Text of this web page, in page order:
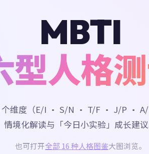
MBTI
型人格测
个维度（E/I · S/N · T/F · J/P · A/
情境化解读与「今日小实验」成长建议
也可打开全部 16 种人格图鉴大图浏览。